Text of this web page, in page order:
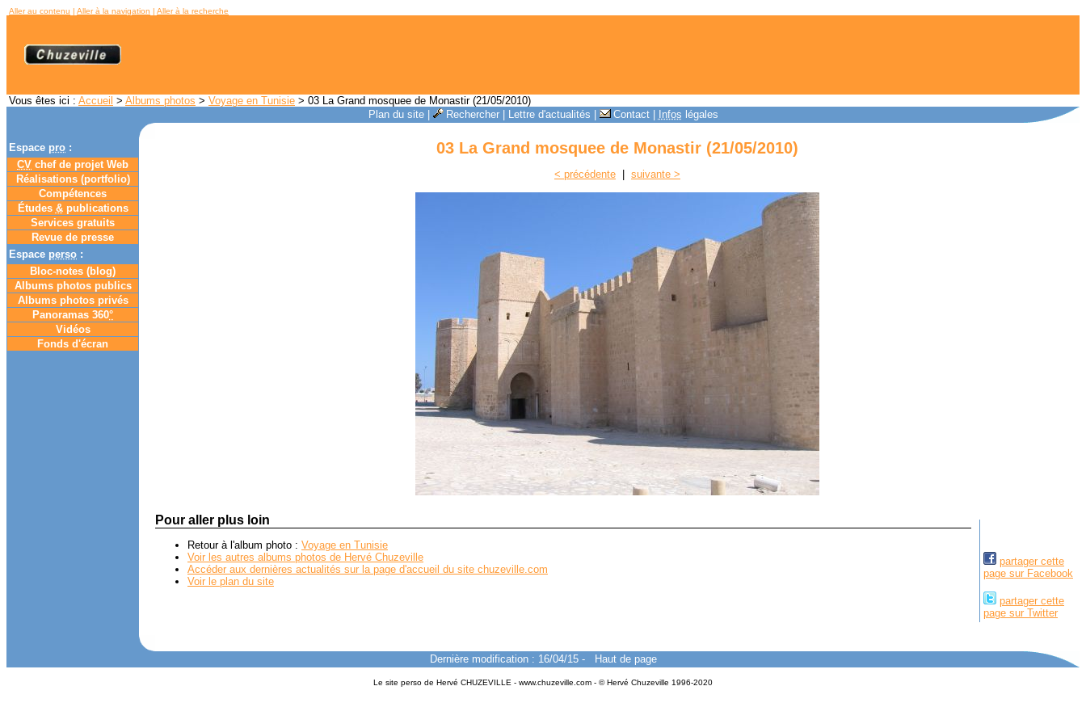
Aller au contenu | Aller à la navigation | Aller à la recherche
Vous êtes ici : Accueil > Albums photos > Voyage en Tunisie > 03 La Grand mosquee de Monastir (21/05/2010)
Plan du site| Rechercher| Lettre d'actualités Contact| Infos légales
Espace pro :
CV chef de projet Web
Réalisations (portfolio)
Compétences
Études &publications
Services gratuits
Revue de presse
Espace perso :
Bloc-notes (blog)
Albums photos publics
Albums photos privés
Panoramas 360°
Vidéos
Fonds d'écran
03 La Grand mosquee de Monastir (21/05/2010)
< précédente suivante >
partager cette
page sur Facebook
partager cette
page sur Twitter
Pour aller plus loin
Retour à l'album photo : Voyage en Tunisie
Voir les autres albums photos de Hervé Chuzeville
Accéder aux dernières actualités sur la page d'accueil du site chuzeville.com
Voir le plan du site
Dernière modification : 16/04/15- Haut de page
Le site perso de Hervé CHUZEVILLE - www.chuzeville.com - © Hervé Chuzeville 1996-2020